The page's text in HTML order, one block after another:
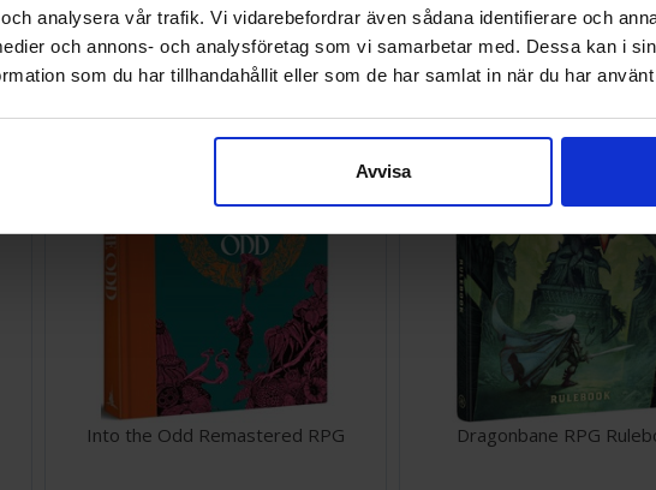
analysera vår trafik. Vi vidarebefordrar även sådana identifierare och
och annons- och analysföretag som vi samarbetar med. Dessa kan i
som du har tillhandahållit eller som de har samlat in när du har
Avvisa
2 588 SEK I lager: 1 215 SEK
Into the Odd Remastered RPG Dragonbane RPG